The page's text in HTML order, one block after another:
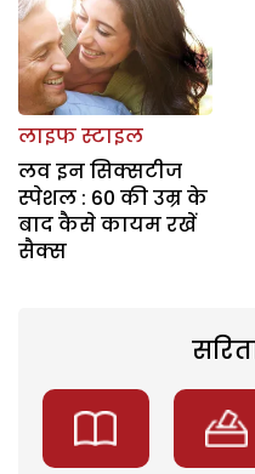
लाइफ स्टाइल
लव इन सिक्सटीज
स्पेशल : 60 की उम्र के
बाद कैसे कायम रखें
सैक्स